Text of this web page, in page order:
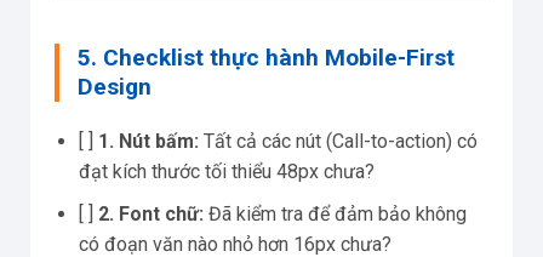
5. Checklist thực hành Mobile-First
Design
1. Nút bấm: Tất cả các nút (Call-to-action) có
đạt kích thước tối thiểu 48px chưa?
[ ] 2. Font chữ: Đã kiểm tra để đảm bảo không
có đoạn văn nào nhỏ hơn 16px chưa?